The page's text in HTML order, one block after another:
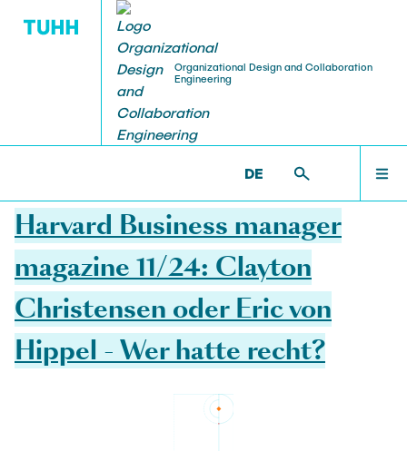
Organizational Design and Collaboration
Engineering
DE
WILLKOMMEN
NEUIGKEITEN
TEAM
TEAM
Prof. Dr. Tim Schweisfurth
Birgit Grabi
Harold Gamero
Vivien Kleinow
LEHRE UND ABSCHLUSSARBEITEN
LEHRE UND ABSCHLUSSARBEITEN
Lehre
Abschlussarbeiten
FORSCHUNG
Verteilte und kollaborative Innovation
Kreativität, Ideengenerierung und
Ideenbewertung
Digitale und technologiegetriebene Innovation
PUBLIKATIONEN
Wissenschaftliche Publikationen
Medien & Presse
ODCE >NEUIGKEITEN
Harvard Business manager
magazine 11/24: Clayton
Christensen oder Eric von
Hippel - Wer hatte recht?